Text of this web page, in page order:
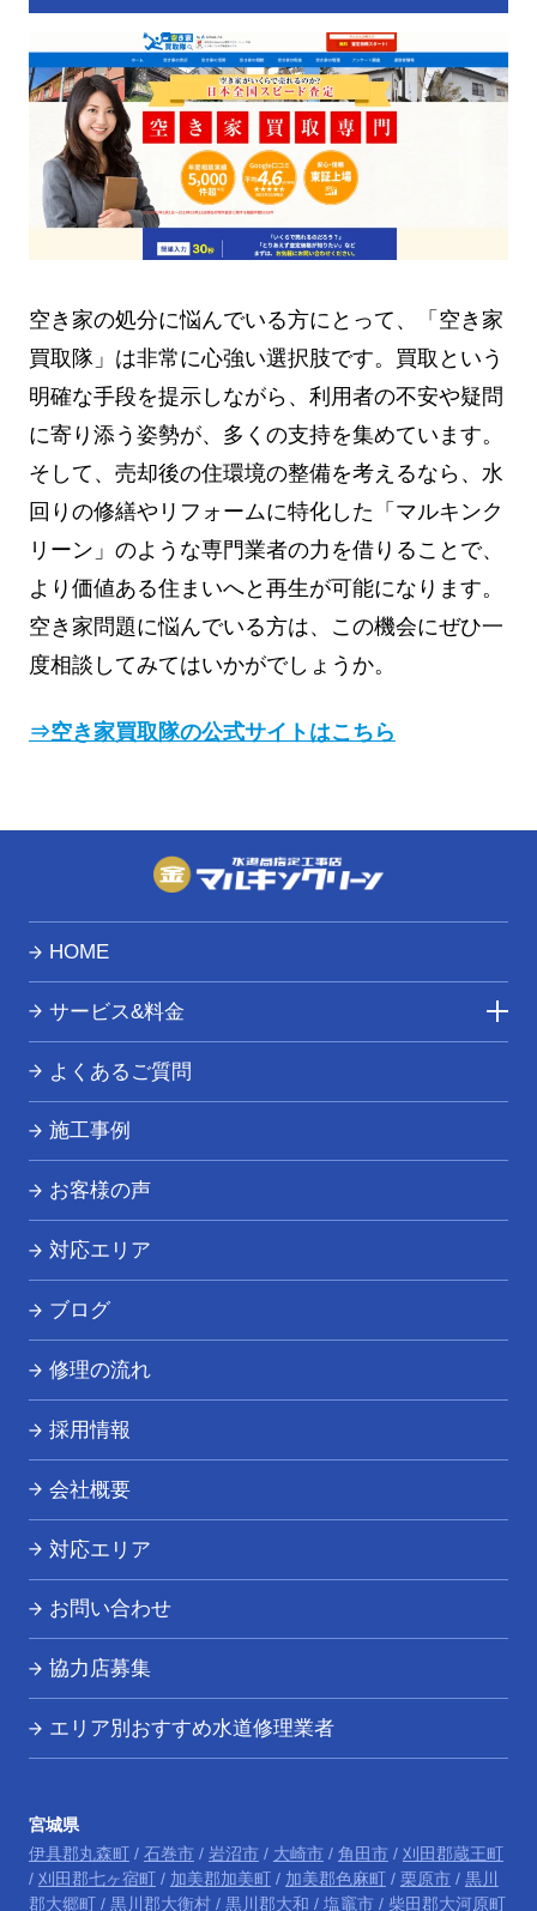
空き家の処分に悩んでいる方にとって、「空き家
買取隊」は非常に心強い選択肢です。買取という
明確な手段を提示しながら、利用者の不安や疑問
に寄り添う姿勢が、多くの支持を集めています。
そして、売却後の住環境の整備を考えるなら、水
回りの修繕やリフォームに特化した「マルキンク
リーン」のような専門業者の力を借りることで、
より価値ある住まいへと再生が可能になります。
空き家問題に悩んでいる方は、この機会にぜひ一
度相談してみてはいかがでしょうか。
⇒空き家買取隊の公式サイトはこちら
HOME
サービス&料金
トイレつまり・水漏れ
お風呂つまり・水漏れ
キッチンつまり・水漏れ
洗面所つまり・水漏れ
その他の水道トラブル
よくあるご質問
施工事例
お客様の声
対応エリア
ブログ
修理の流れ
採用情報
会社概要
対応エリア
お問い合わせ
協力店募集
エリア別おすすめ水道修理業者
宮城県
伊具郡丸森町/ 石巻市/ 岩沼市/ 大崎市/ 角田市/ 刈田郡蔵王町
/ 刈田郡七ヶ宿町/ 加美郡加美町/ 加美郡色麻町/ 栗原市/ 黒川
郡大郷町/ 黒川郡大衡村/ 黒川郡大和 / 塩竈市/ 柴田郡大河原町